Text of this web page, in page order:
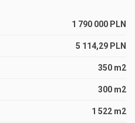
1 790 000 PLN
5 114,29 PLN
350 m2
300 m2
1 522 m2